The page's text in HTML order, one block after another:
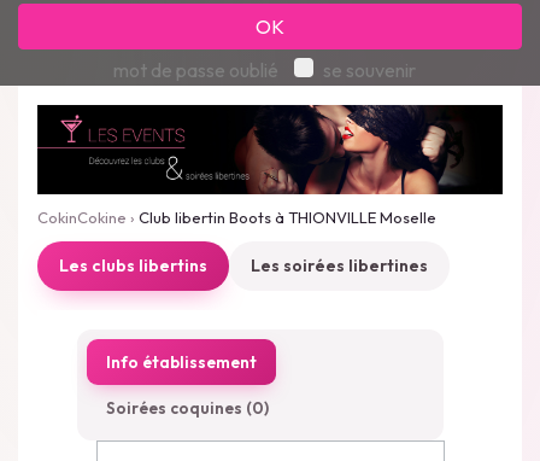
OK
mot de passe oublié
se souvenir
CokinCokine › Club libertin Boots à THIONVILLE Moselle
Les clubs libertins Les soirées libertines
Info établissement
Soirées coquines (0)